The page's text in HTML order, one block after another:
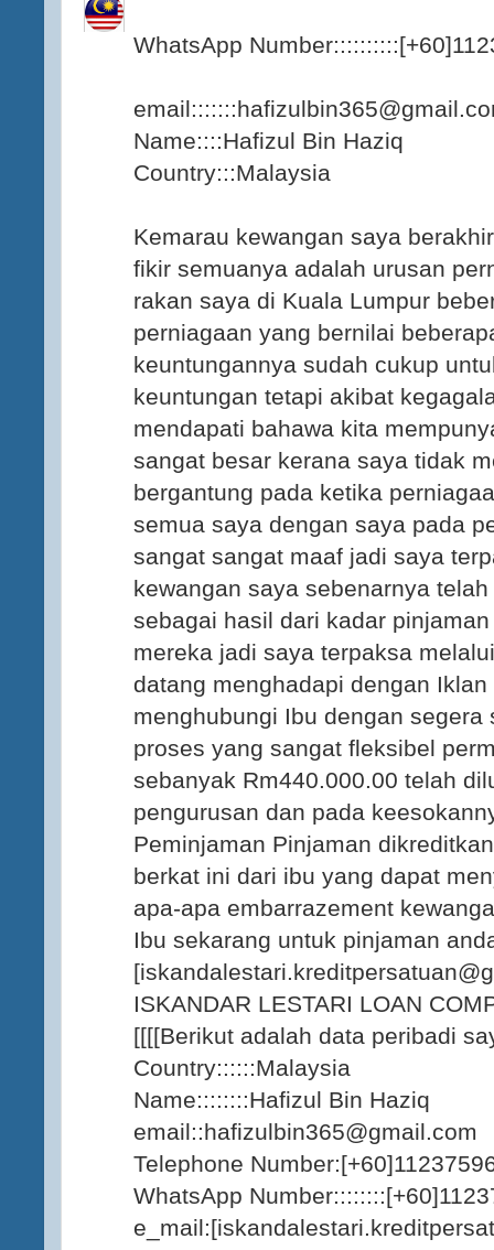
WhatsApp
Name::::Hafizul Bin Haziq
Country:::Malaysia
Kemarau kewangan saya
fikir semuanya adalah urusan
rakan saya di Kuala Lumpur
perniagaan yang bernilai
keuntungannya sudah cukup
keuntungan tetapi akibat
mendapati bahawa kita
sangat besar kerana saya tidak
bergantung pada ketika
semua saya dengan saya pada
sangat sangat maaf jadi saya
kewangan saya sebenarnya
sebagai hasil dari kadar
mereka jadi saya terpaksa
datang menghadapi dengan
menghubungi Ibu dengan
proses yang sangat fleksibel
sebanyak Rm440.000.00 telah
pengurusan dan pada
Peminjaman Pinjaman
berkat ini dari ibu yang dapat
apa-apa embarrazement
Ibu sekarang untuk pinjaman
ISKANDAR LESTARI LOAN
[[[[Berikut adalah data peribadi
Country::::::Malaysia
Name::::::::Hafizul Bin Haziq
email::hafizulbin365@gmail.com
Telephone
WhatsApp